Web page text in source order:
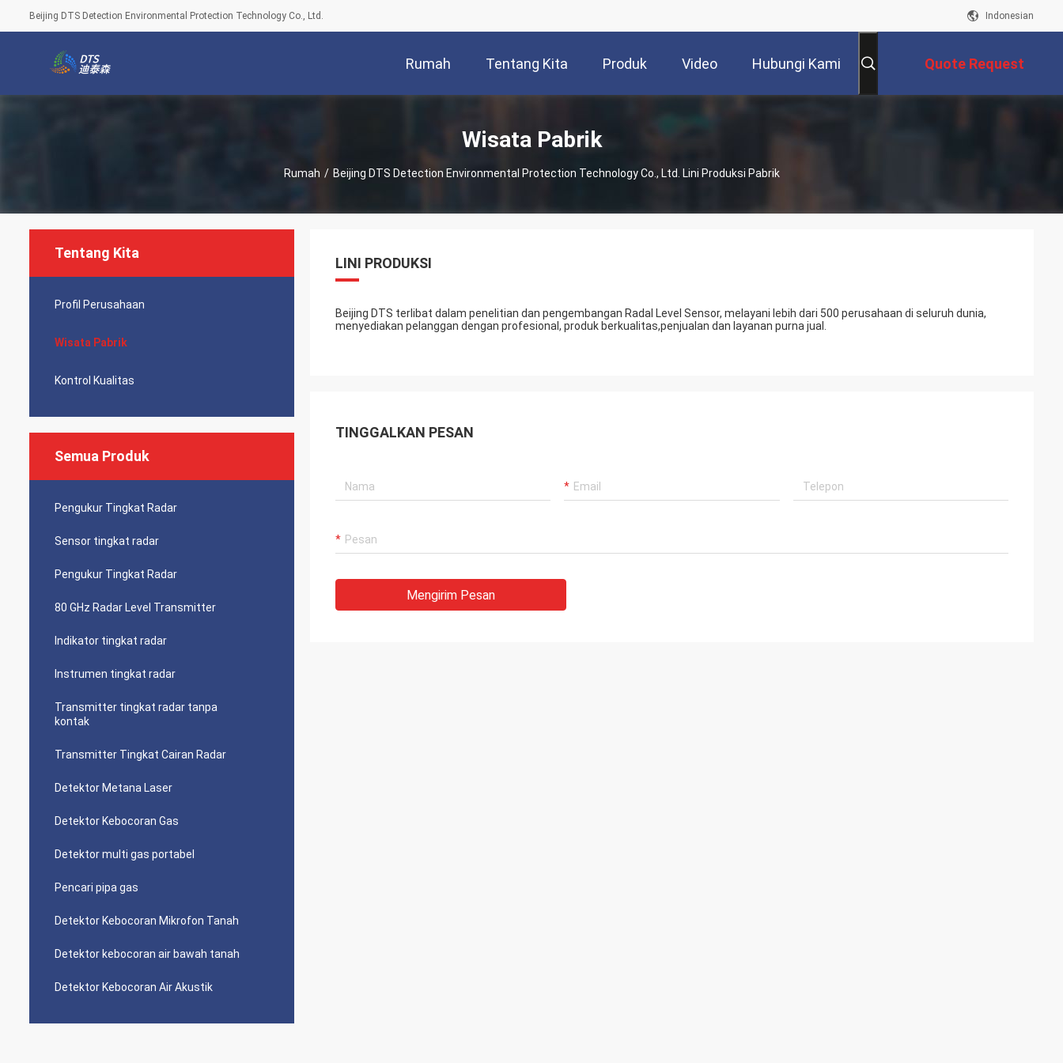
Beijing DTS Detection Environmental Protection Technology Co., Ltd. Indonesian
Rumah Tentang Kita Produk Video Hubungi Kami Quote Request
Wisata Pabrik
Rumah / Beijing DTS Detection Environmental Protection Technology Co., Ltd. Lini Produksi Pabrik
Tentang Kita
Profil Perusahaan
Wisata Pabrik
Kontrol Kualitas
Semua Produk
Pengukur Tingkat Radar
Sensor tingkat radar
Pengukur Tingkat Radar
80 GHz Radar Level Transmitter
Indikator tingkat radar
Instrumen tingkat radar
Transmitter tingkat radar tanpa
kontak
Transmitter Tingkat Cairan Radar
Detektor Metana Laser
Detektor Kebocoran Gas
Detektor multi gas portabel
Pencari pipa gas
Detektor Kebocoran Mikrofon Tanah
Detektor kebocoran air bawah tanah
Detektor Kebocoran Air Akustik
LINI PRODUKSI
Beijing DTS terlibat dalam penelitian dan pengembangan Radal Level Sensor, melayani lebih dari 500 perusahaan di seluruh dunia,
menyediakan pelanggan dengan profesional, produk berkualitas,penjualan dan layanan purna jual.
TINGGALKAN PESAN
Mengirim Pesan